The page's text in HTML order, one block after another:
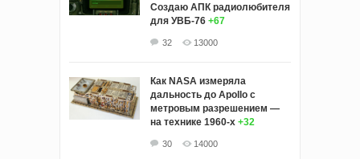
Создаю АПК радиолюбителя
для УВБ-76 +67
32 13000
Как NASA измеряла
дальность до Apollo с
метровым разрешением —
на технике 1960-х +32
30 14000